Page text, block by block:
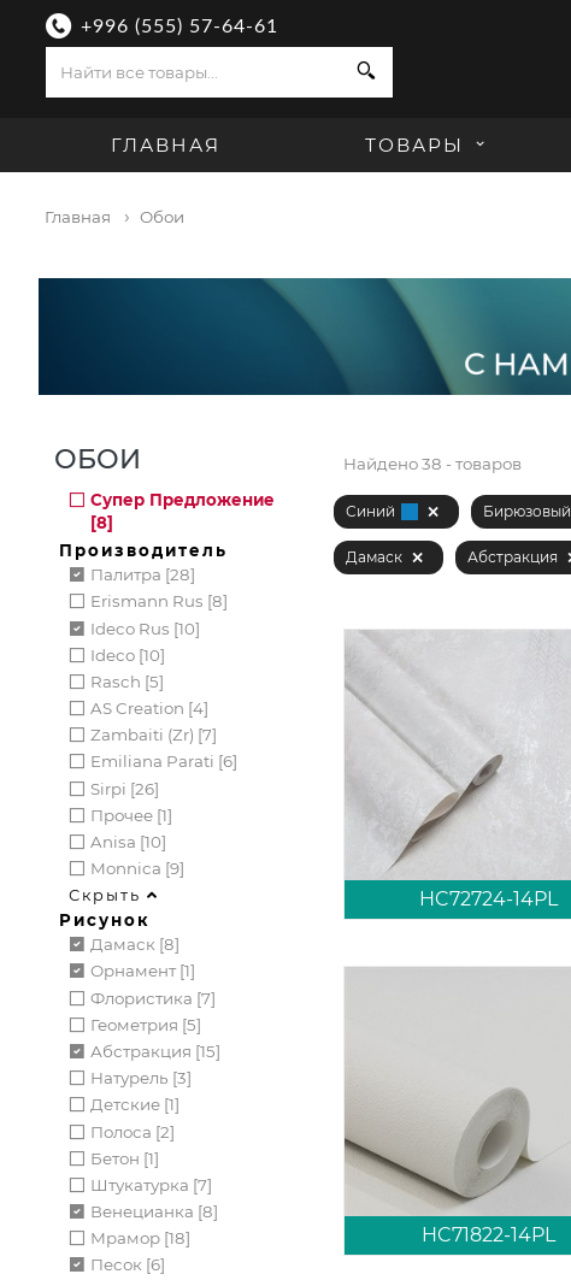
+996 (555) 57-64-61
ГЛАВНАЯ ТОВАРЫ
Главная Обои
ОБОИ
Супер Предложение
[8]
Производитель
Палитра [28]
Erismann Rus [8]
Ideco Rus [10]
Ideco [10]
Rasch [5]
AS Creation [4]
Zambaiti (zr) [7]
Emiliana Parati [6]
Sirpi [26]
Прочее [1]
Anisa [10]
Monnica [9]
Скрыть
Рисунок
Дамаск [8]
Орнамент [1]
Флористика [7]
Геометрия [5]
Абстракция [15]
Натурель [3]
Детские [1]
Полоса [2]
Бетон [1]
Штукатурка [7]
Венецианка [8]
Мрамор [18]
Песок [6]
Найдено38 - товаров
Синий Бирюзовый
Дамаск Абстракция
HC72724-14PL
HC71822-14PL